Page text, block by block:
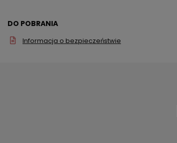
DO POBRANIA
Informacja o bezpieczeństwie